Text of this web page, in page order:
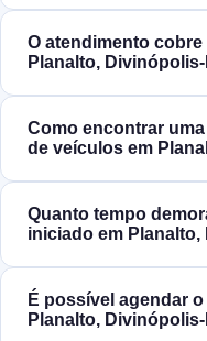
O atendimento
Planalto,
Como encontrar
de veículos em
Quanto tempo
iniciado em Planalto,
É possível agendar
Planalto,